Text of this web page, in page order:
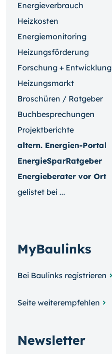
Energieverbrauch
Heizkosten
Energiemonitoring
Heizungsförderung
Forschung + Entwicklung
Heizungsmarkt
Broschüren / Ratgeber
Buchbesprechungen
Projektberichte
altern. Energien-Portal
EnergieSparRatgeber
Energieberater vor Ort
gelistet bei ...
MyBaulinks
Bei Baulinks registrieren
Seite weiterempfehlen
Newsletter